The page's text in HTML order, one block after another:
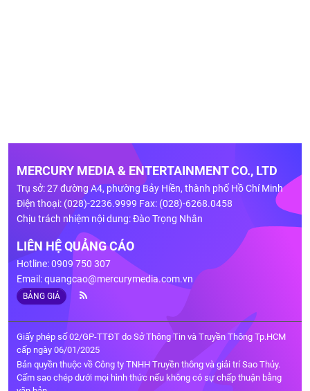
MERCURY MEDIA & ENTERTAINMENT CO., LTD
Trụ sở: 27 đường A4, phường Bảy Hiền, thành phố Hồ Chí Minh
Điện thoại: (028)-2236.9999 Fax: (028)-6268.0458
Chịu trách nhiệm nội dung: Đào Trọng Nhân
LIÊN HỆ QUẢNG CÁO
Hotline: 0909 750 307
Email:quangcao@mercurymedia.com.vn
BẢNG GIÁ
Giấy phép số 02/GP-TTĐT do Sở Thông Tin và Truyền Thông Tp.HCM
cấp ngày 06/01/2025
Bản quyền thuộc về Công ty TNHH Truyền thông và giải trí Sao Thủy.
Cấm sao chép dưới mọi hình thức nếu không có sự chấp thuận bằng